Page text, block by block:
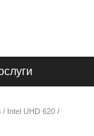
/ Intel UHD 620 /